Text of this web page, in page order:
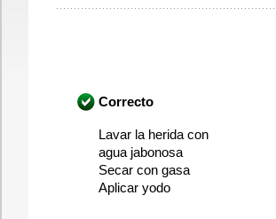
Correcto
Lavar la herida con
agua jabonosa
Secar con gasa
Aplicar yodo